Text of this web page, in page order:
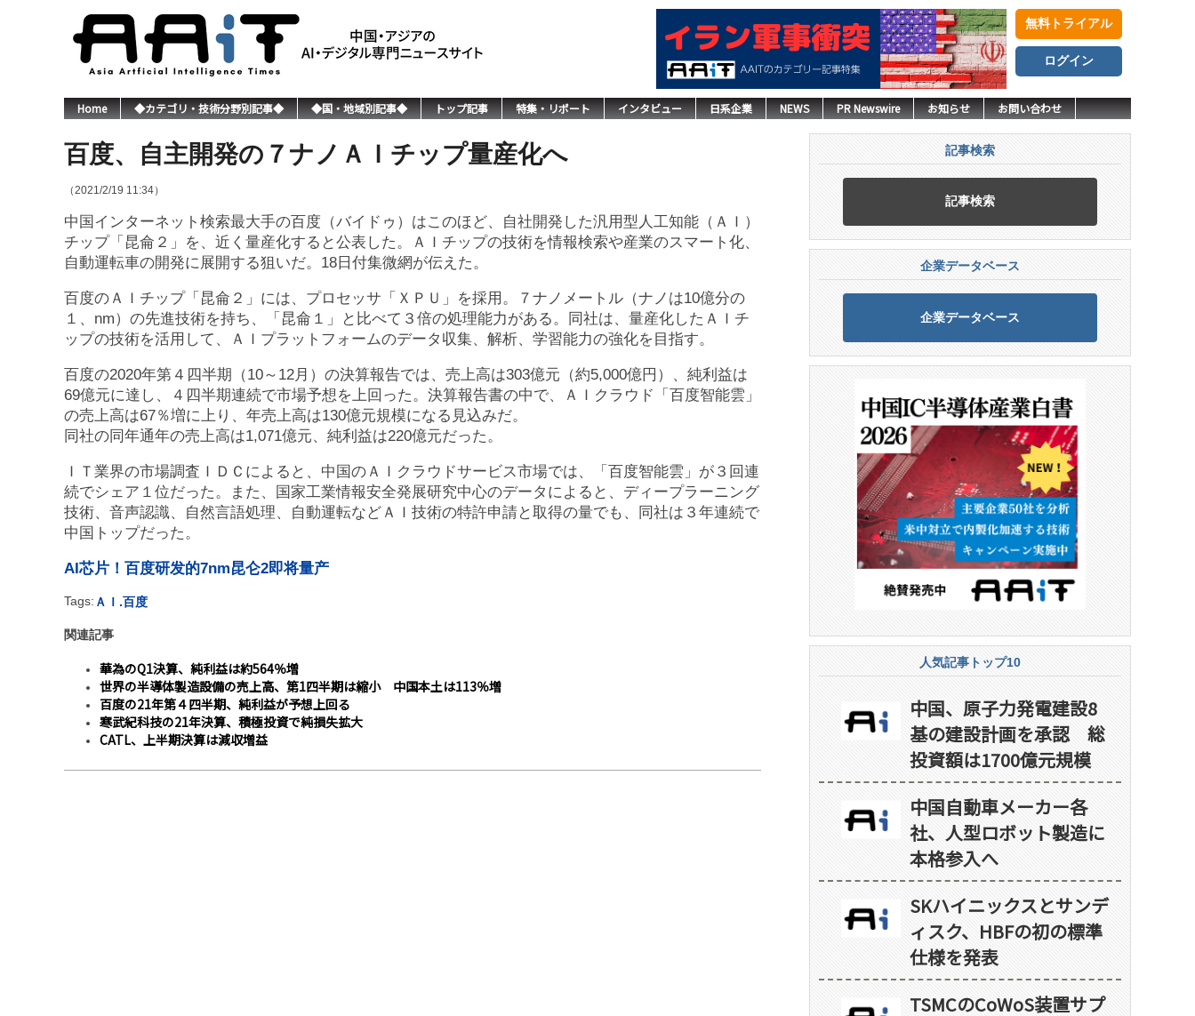
無料トライアル
ログイン
Home ◆カテゴリ・技術分野別記事◆ ◆国・地域別記事◆ トップ記事 特集・リポート インタビュー 日系企業 NEWS PR Newswire お知らせ お問い合わせ
百度、自主開発の７ナノＡＩチップ量産化へ
（2021/2/19 11:34）
中国インターネット検索最大手の百度（バイドゥ）はこのほど、自社開発した汎用型人工知能（ＡＩ）
チップ「昆侖２」を、近く量産化すると公表した。ＡＩチップの技術を情報検索や産業のスマート化、
自動運転車の開発に展開する狙いだ。18日付集微網が伝えた。
百度のＡＩチップ「昆侖２」には、プロセッサ「ＸＰＵ」を採用。７ナノメートル（ナノは10億分の
１、nm）の先進技術を持ち、「昆侖１」と比べて３倍の処理能力がある。同社は、量産化したＡＩチ
ップの技術を活用して、ＡＩプラットフォームのデータ収集、解析、学習能力の強化を目指す。
百度の2020年第４四半期（10～12月）の決算報告では、売上高は303億元（約5,000億円）、純利益は
69億元に達し、４四半期連続で市場予想を上回った。決算報告書の中で、ＡＩクラウド「百度智能雲」
の売上高は67％増に上り、年売上高は130億元規模になる見込みだ。
同社の同年通年の売上高は1,071億元、純利益は220億元だった。
ＩＴ業界の市場調査ＩＤＣによると、中国のＡＩクラウドサービス市場では、「百度智能雲」が３回連
続でシェア１位だった。また、国家工業情報安全発展研究中心のデータによると、ディープラーニング
技術、音声認識、自然言語処理、自動運転などＡＩ技術の特許申請と取得の量でも、同社は３年連続で
中国トップだった。
AI芯片！百度研发的7nm昆仑2即将量产
Tags: ＡＩ.百度
関連記事
華為のQ1決算、純利益は約564％増
世界の半導体製造設備の売上高、第1四半期は縮小 中国本土は113％増
百度の21年第４四半期、純利益が予想上回る
寒武紀科技の21年決算、積極投資で純損失拡大
CATL、上半期決算は減収増益
記事検索
記事検索
企業データベース
企業データベース
人気記事トップ10
中国、原子力発電建設8
基の建設計画を承認 総
投資額は1700億元規模
中国自動車メーカー各
社、人型ロボット製造に
本格参入へ
SKハイニックスとサンデ
ィスク、HBFの初の標準
仕様を発表
TSMCのCoWoS装置サプ